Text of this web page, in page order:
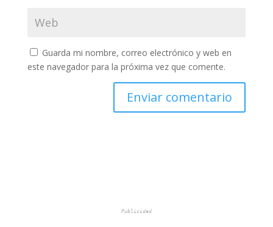
Guarda mi nombre, correo electrónico y web en
este navegador para la próxima vez que comente.
Publicidad